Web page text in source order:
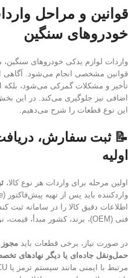
قوانین و مراحل
خودروهای سنگین
واردات لوازم یدکی خودروهای
قوانین مشخصی انجام می‌شود. آگاهی از
تأخیر و مشکلات گمرکی می‌شود، بلکه
اضافی نیز جلوگیری می‌کند. در این
این نوع قطعات را شرح می‌دهیم.
📝 ثبت سفارش،
اولیه
اولین مرحله برای واردات هر نوع کالا،
اطلاعات دقیق کالا را در سامانه ثبت
فنی (OEM)، برند، کشور مبدأ، قیمت، نوع بسته‌بندی و مشخصات حمل است.
در صورت نیاز، برخی قطعات باید مجوز
حمل‌ونقل جاده‌ای یا دیگر نهادهای